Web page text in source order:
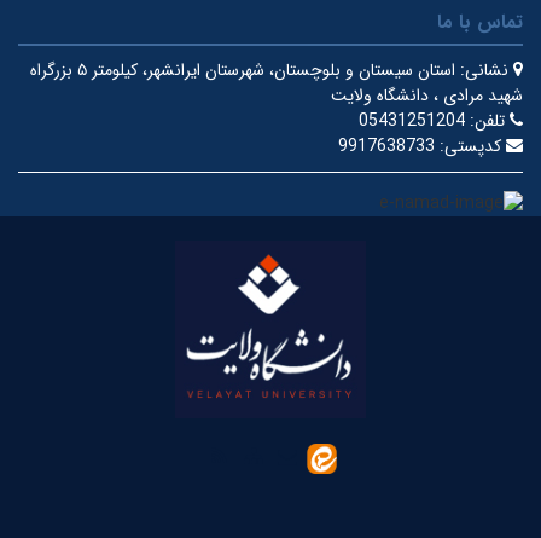
تماس با ما
نشانی:
استان سیستان و بلوچستان، شهرستان ایرانشهر، کیلومتر ۵ بزرگراه
شهید مرادی ، دانشگاه ولایت
تلفن: 05431251204
کدپستی: 9917638733